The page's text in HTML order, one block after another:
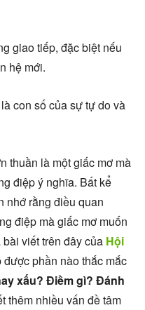
giao tiếp, đặc biệt nếu
hệ mới.
con số của sự tự do và
thuần là một giấc mơ mà
điệp ý nghĩa. Bất kể
nhớ rằng điều quan
điệp mà giấc mơ muốn
viết trên đây của Hội
phần nào thắc mắc
xấu? Điềm gì? Đánh
thêm nhiều vấn đề tâm